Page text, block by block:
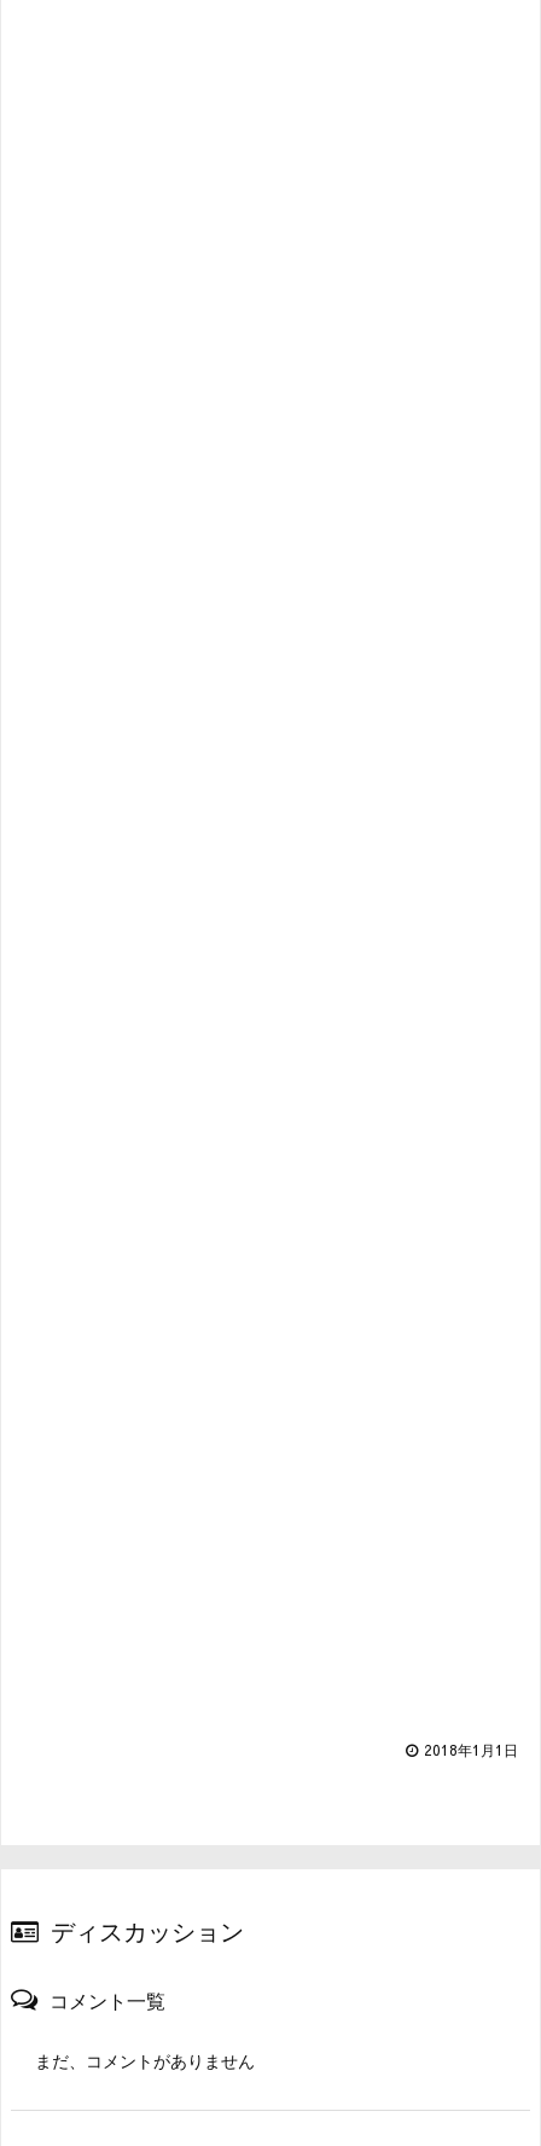
2018年1月1日
ディスカッション
コメント一覧
まだ、コメントがありません